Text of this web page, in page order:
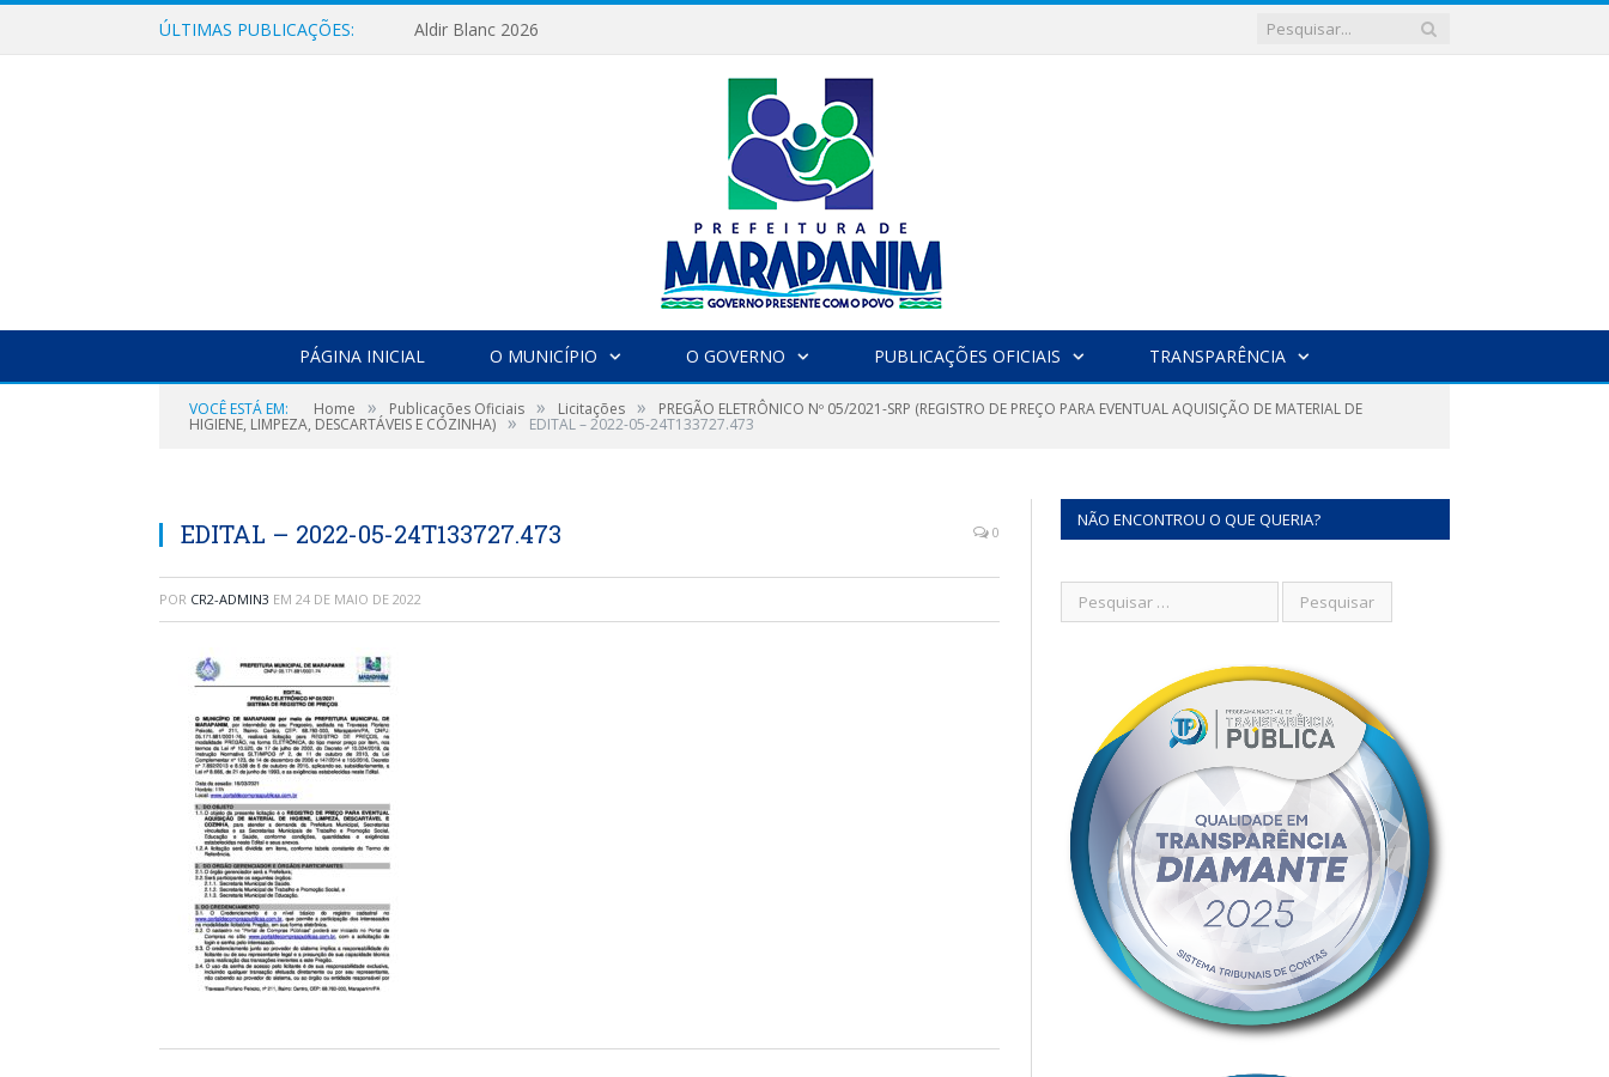
ÚLTIMAS PUBLICAÇÕES: Aldir Blanc 2026
PÁGINA INICIAL O MUNICÍPIO O GOVERNO PUBLICAÇÕES OFICIAIS TRANSPARÊNCIA
VOCÊ ESTÁ EM: Home » Publicações Oficiais » Licitações » PREGÃO ELETRÔNICO Nº 05/2021-SRP (REGISTRO DE PREÇO PARA EVENTUAL AQUISIÇÃO DE MATERIAL DE
HIGIENE, LIMPEZA, DESCARTÁVEIS E COZINHA) » EDITAL – 2022-05-24T133727.473
EDITAL – 2022-05-24T133727.473 0
POR CR2-ADMIN3 EM 24 DE MAIO DE 2022
NÃO ENCONTROU O QUE QUERIA?